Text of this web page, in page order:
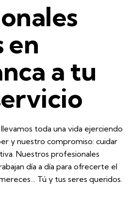
en
a tu
llevamos toda una vida ejerciendo
y nuestro compromiso: cuidar
Nuestros profesionales
día a día para ofrecerte el
Tú y tus seres queridos.